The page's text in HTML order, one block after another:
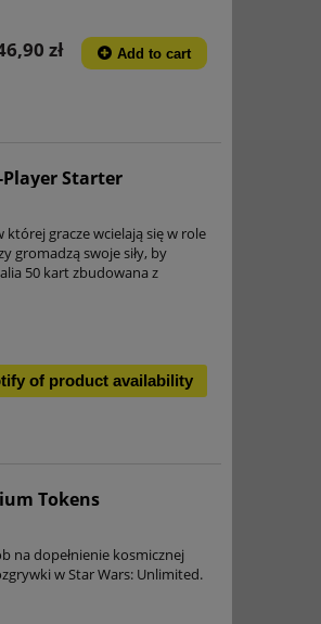
zł Add to cart
Starter
gracze wcielają się w role
gromadzą swoje siły, by
50 kart zbudowana z
of product availability
Tokens
na dopełnienie kosmicznej
w Star Wars: Unlimited.